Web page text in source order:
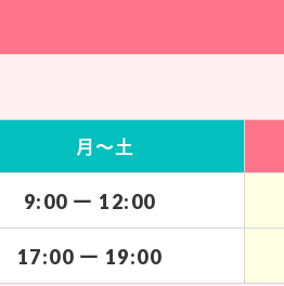
月～土
9:00 ー 12:00
17:00 ー 19:00